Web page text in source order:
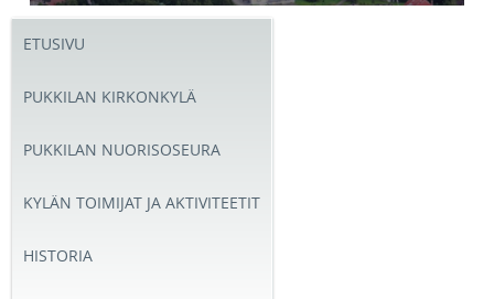
ETUSIVU
PUKKILAN KIRKONKYLÄ
PUKKILAN NUORISOSEURA
KYLÄN TOIMIJAT JA AKTIVITEETIT
HISTORIA